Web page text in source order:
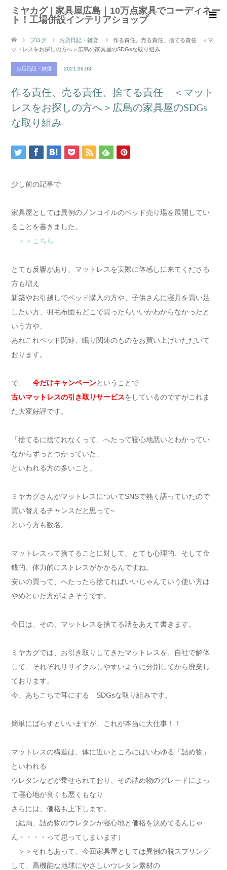
ミヤカグ | 家具屋広島｜10万点家具でコーディネー
ト！工場併設インテリアショップ
ブログ お店日記・雑貨
作る責任、売る責任、捨てる責任 ＜マ
ットレスをお探しの方へ＞広島の家具屋のSDGsな取り組み
お店日記・雑貨 2021.06.03
作る責任、売る責任、捨てる責任 ＜マット
レスをお探しの方へ＞広島の家具屋のSDGs
な取り組み
少し前の記事で
家具屋としては異例のノンコイルのベッド売り場を展開してい
ることを書きました。
＞＞こちら
とても反響があり、マットレスを実際に体感しに来てくださる
方も増え
新築やお引越しでベッド購入の方や、子供さんに寝具を買い足
したい方、羽毛布団もどこで買ったらいいかわからなかったと
いう方や、
あれこれベッド関連、眠り関連のものをお買い上げいただいて
おります。
で、 今だけキャンペーンということで
古いマットレスの引き取りサービスをしているのですがこれま
た大変好評です。
「捨てるに捨てれなくって、へたって寝心地悪いとわかってい
ながらずっとつかっていた」
といわれる方の多いこと。
ミヤカグさんがマットレスについてSNSで熱く語っていたので
買い替えるチャンスだと思って~
という方も数名。
マットレスって捨てることに対して、とても心理的、そして金
銭的、体力的にストレスがかかるんですね。
安いの買って、へたったら捨てればいいじゃんていう使い方は
やめといた方がよさそうです。
今日は、その、マットレスを捨てる話をあえて書きます。
ミヤカグでは、お引き取りしてきたマットレスを、自社で解体
して、それぞれリサイクルしやすいように分別してから廃棄し
ております。
今、あちこちで耳にする SDGsな取り組みです。
簡単にばらすといいますが、これが本当に大仕事！！
マットレスの構造は、体に近いところにはいわゆる「詰め物」
といわれる
ウレタンなどが乗せられており、その詰め物のグレードによっ
て寝心地が良くも悪くもなり
さらには、価格も上下します。
（結局、詰め物のウレタンが寝心地と価格を決めてるんじゃ
ん・・・・って思ってしまいます）
＞＞それもあって、今回家具屋としては異例の脱スプリング
して、高機能な地球にやさしいウレタン素材の